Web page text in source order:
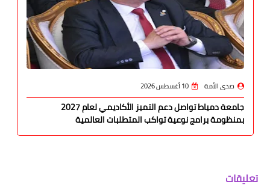
صدى الأمة 10 أغسطس 2026
جامعة دمياط تواصل دعم التميز الأكاديمي لعام 2027
بمنظومة برامج نوعية تواكب المتطلبات العالمية
تعليقات